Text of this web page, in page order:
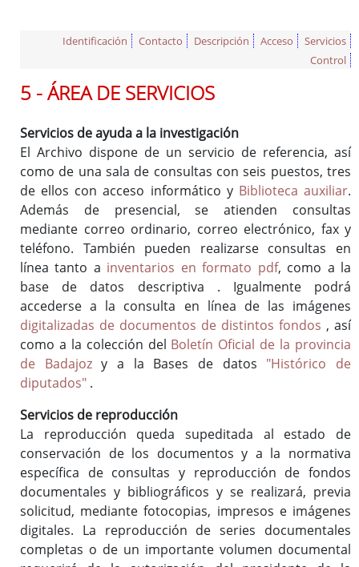
Identificación Contacto Descripción Acceso
Servicios
Control
5 - ÁREA DE SERVICIOS
Servicios de ayuda a la investigación
El Archivo dispone de un servicio de referencia, así
como de una sala de consultas con seis puestos, tres
de ellos con acceso informático y Biblioteca auxiliar.
Además de presencial, se atienden consultas
mediante correo ordinario, correo electrónico, fax y
teléfono. También pueden realizarse consultas en
línea tanto a inventarios en formato pdf, como a la
base de datos descriptiva . Igualmente podrá
accederse a la consulta en línea de las imágenes
digitalizadas de documentos de distintos fondos , así
como a la colección del Boletín Oficial de la provincia
de Badajozy a la Bases de datos "Histórico de
diputados" .
Servicios de reproducción
La reproducción queda supeditada al estado de
conservación de los documentos y a la normativa
específica de consultas y reproducción de fondos
documentales y bibliográficos y se realizará, previa
solicitud, mediante fotocopias, impresos e imágenes
digitales. La reproducción de series documentales
completas o de un importante volumen documental